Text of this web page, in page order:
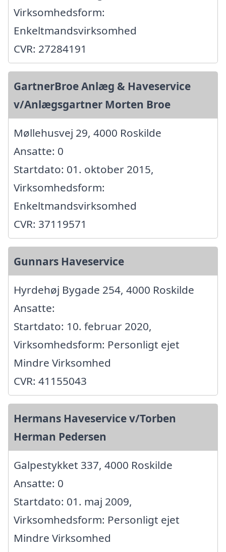
Virksomhedsform:
Enkeltmandsvirksomhed
CVR: 27284191
GartnerBroe Anlæg & Haveservice
v/Anlægsgartner Morten Broe
Møllehusvej 29, 4000 Roskilde
Ansatte: 0
Startdato: 01. oktober 2015,
Virksomhedsform:
Enkeltmandsvirksomhed
CVR: 37119571
Gunnars Haveservice
Hyrdehøj Bygade 254, 4000 Roskilde
Ansatte:
Startdato: 10. februar 2020,
Virksomhedsform: Personligt ejet
Mindre Virksomhed
CVR: 41155043
Hermans Haveservice v/Torben
Herman Pedersen
Galpestykket 337, 4000 Roskilde
Ansatte: 0
Startdato: 01. maj 2009,
Virksomhedsform: Personligt ejet
Mindre Virksomhed